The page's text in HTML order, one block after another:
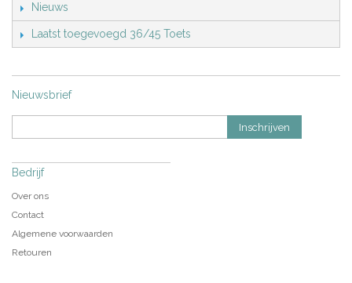
Nieuws
Laatst toegevoegd 36/45 Toets
Nieuwsbrief
Inschrijven
Bedrijf
Over ons
Contact
Algemene voorwaarden
Retouren